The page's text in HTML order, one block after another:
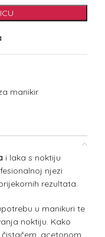
manikir
i laka s noktiju
njezi
rezultata.
u manikuri te
noktiju. Kako
acetonom